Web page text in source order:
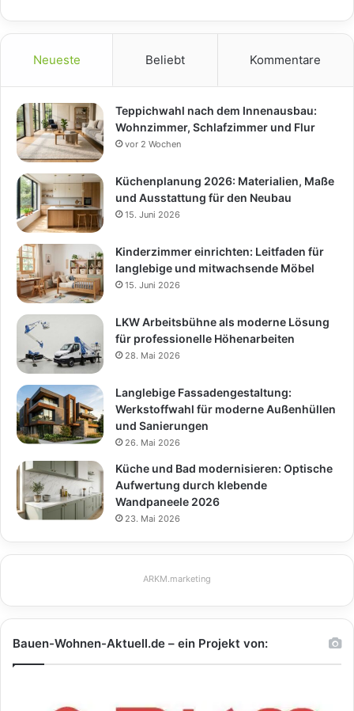
Neueste Beliebt Kommentare
Teppichwahl nach dem Innenausbau:
Wohnzimmer, Schlafzimmer und Flur
vor 2 Wochen
Küchenplanung 2026: Materialien, Maße
und Ausstattung für den Neubau
15. Juni 2026
Kinderzimmer einrichten: Leitfaden für
langlebige und mitwachsende Möbel
15. Juni 2026
LKW Arbeitsbühne als moderne Lösung
für professionelle Höhenarbeiten
28. Mai 2026
Langlebige Fassadengestaltung:
Werkstoffwahl für moderne Außenhüllen
und Sanierungen
26. Mai 2026
Küche und Bad modernisieren: Optische
Aufwertung durch klebende
Wandpaneele 2026
23. Mai 2026
ARKM.marketing
Bauen-Wohnen-Aktuell.de – ein Projekt von: